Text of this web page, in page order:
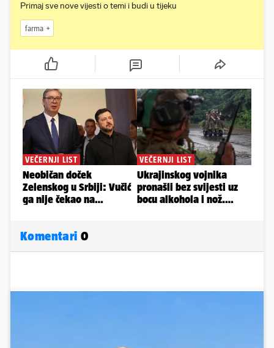
Primaj sve nove vijesti o temi i budi u tijeku
farma
Komentari 0